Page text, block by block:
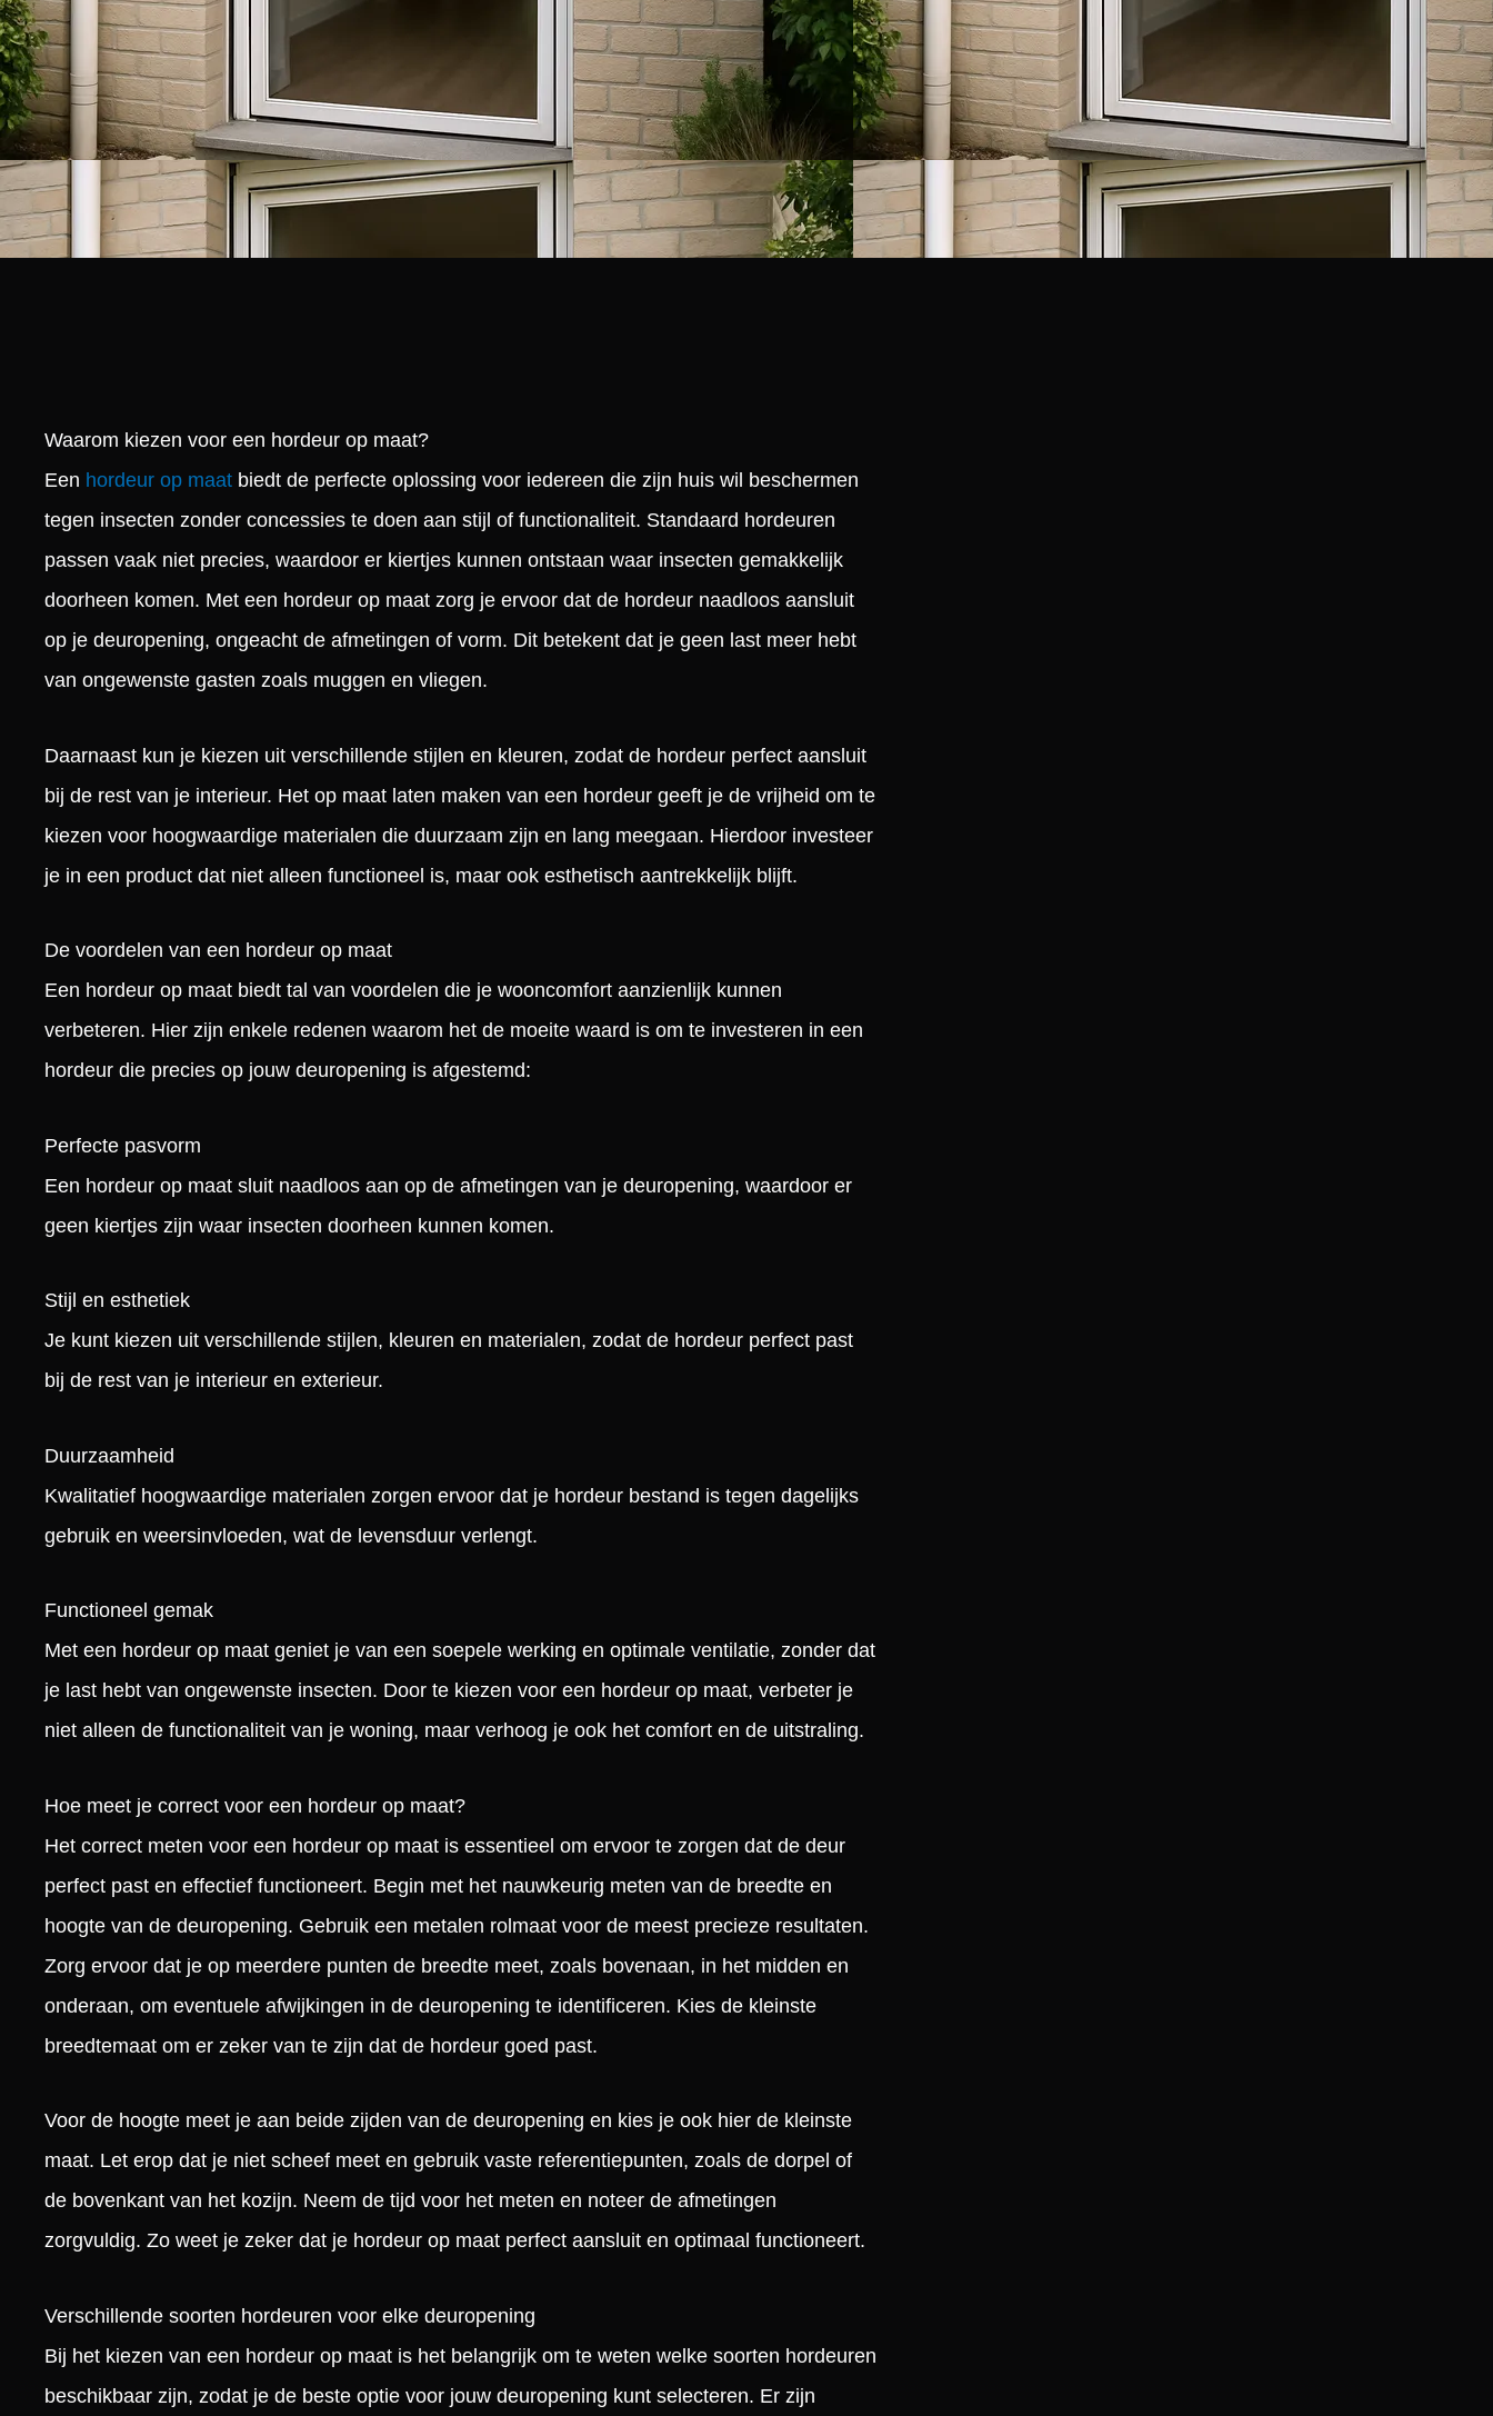
Waarom kiezen voor een hordeur op maat?
Een hordeur op maat biedt de perfecte oplossing voor iedereen die zijn huis wil beschermen
tegen insecten zonder concessies te doen aan stijl of functionaliteit. Standaard hordeuren
passen vaak niet precies, waardoor er kiertjes kunnen ontstaan waar insecten gemakkelijk
doorheen komen. Met een hordeur op maat zorg je ervoor dat de hordeur naadloos aansluit
op je deuropening, ongeacht de afmetingen of vorm. Dit betekent dat je geen last meer hebt
van ongewenste gasten zoals muggen en vliegen.
Daarnaast kun je kiezen uit verschillende stijlen en kleuren, zodat de hordeur perfect aansluit
bij de rest van je interieur. Het op maat laten maken van een hordeur geeft je de vrijheid om te
kiezen voor hoogwaardige materialen die duurzaam zijn en lang meegaan. Hierdoor investeer
je in een product dat niet alleen functioneel is, maar ook esthetisch aantrekkelijk blijft.
De voordelen van een hordeur op maat
Een hordeur op maat biedt tal van voordelen die je wooncomfort aanzienlijk kunnen
verbeteren. Hier zijn enkele redenen waarom het de moeite waard is om te investeren in een
hordeur die precies op jouw deuropening is afgestemd:
Perfecte pasvorm
Een hordeur op maat sluit naadloos aan op de afmetingen van je deuropening, waardoor er
geen kiertjes zijn waar insecten doorheen kunnen komen.
Stijl en esthetiek
Je kunt kiezen uit verschillende stijlen, kleuren en materialen, zodat de hordeur perfect past
bij de rest van je interieur en exterieur.
Duurzaamheid
Kwalitatief hoogwaardige materialen zorgen ervoor dat je hordeur bestand is tegen dagelijks
gebruik en weersinvloeden, wat de levensduur verlengt.
Functioneel gemak
Met een hordeur op maat geniet je van een soepele werking en optimale ventilatie, zonder dat
je last hebt van ongewenste insecten. Door te kiezen voor een hordeur op maat, verbeter je
niet alleen de functionaliteit van je woning, maar verhoog je ook het comfort en de uitstraling.
Hoe meet je correct voor een hordeur op maat?
Het correct meten voor een hordeur op maat is essentieel om ervoor te zorgen dat de deur
perfect past en effectief functioneert. Begin met het nauwkeurig meten van de breedte en
hoogte van de deuropening. Gebruik een metalen rolmaat voor de meest precieze resultaten.
Zorg ervoor dat je op meerdere punten de breedte meet, zoals bovenaan, in het midden en
onderaan, om eventuele afwijkingen in de deuropening te identificeren. Kies de kleinste
breedtemaat om er zeker van te zijn dat de hordeur goed past.
Voor de hoogte meet je aan beide zijden van de deuropening en kies je ook hier de kleinste
maat. Let erop dat je niet scheef meet en gebruik vaste referentiepunten, zoals de dorpel of
de bovenkant van het kozijn. Neem de tijd voor het meten en noteer de afmetingen
zorgvuldig. Zo weet je zeker dat je hordeur op maat perfect aansluit en optimaal functioneert.
Verschillende soorten hordeuren voor elke deuropening
Bij het kiezen van een hordeur op maat is het belangrijk om te weten welke soorten hordeuren
beschikbaar zijn, zodat je de beste optie voor jouw deuropening kunt selecteren. Er zijn